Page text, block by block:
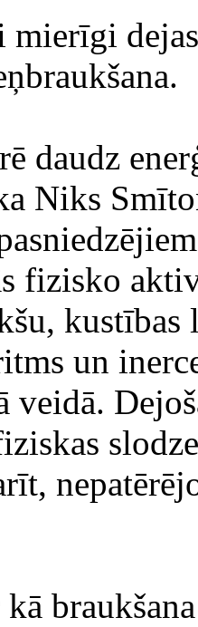
mierīgi
daudz
Niks
fizisko
kustības
un
veidā.